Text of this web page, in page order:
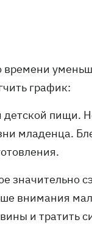
график:
детской пищи.
младенца.
значительно
внимания
и тратить